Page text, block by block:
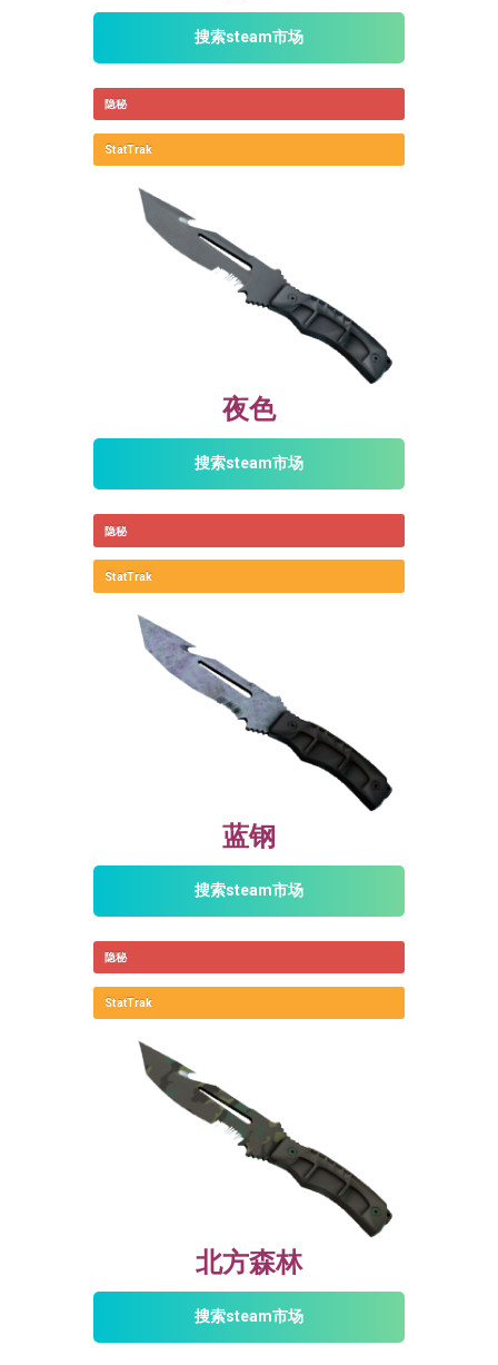
搜索steam市场
隐秘
StatTrak
夜色
搜索steam市场
隐秘
StatTrak
蓝钢
搜索steam市场
隐秘
StatTrak
北方森林
搜索steam市场